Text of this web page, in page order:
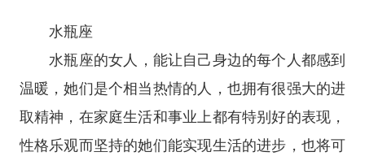
水瓶座
水瓶座的女人，能让自己身边的每个人都感到
温暖，她们是个相当热情的人，也拥有很强大的进
取精神，在家庭生活和事业上都有特别好的表现，
性格乐观而坚持的她们能实现生活的进步，也将可